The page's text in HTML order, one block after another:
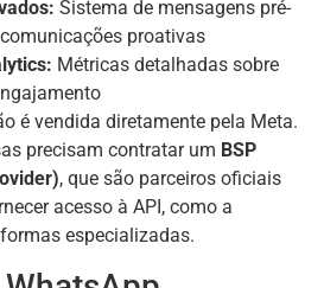
Sistema de mensagens pré-
proativas
Métricas detalhadas sobre
é vendida diretamente pela Meta.
precisam contratar um BSP
, que são parceiros oficiais
acesso à API, como a
especializadas.